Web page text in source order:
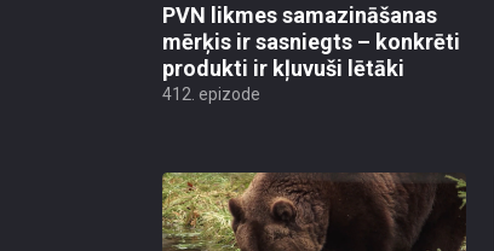
PVN likmes samazināšanas
mērķis ir sasniegts – konkrēti
produkti ir kļuvuši lētāki
412. epizode